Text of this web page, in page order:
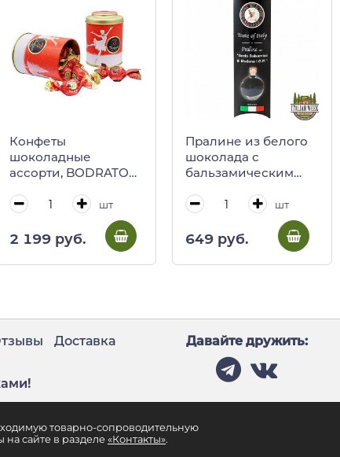
Конфеты
шоколадные
ассорти, BODRATO
(новогодняя ж/б)
шт
2 199 руб.
Пралине из белого
шоколада с
бальзамическим
г
шт
649 руб.
товарно-сопроводительную
сайте в разделе «Контакты».
Доставка
Давайте дружить: